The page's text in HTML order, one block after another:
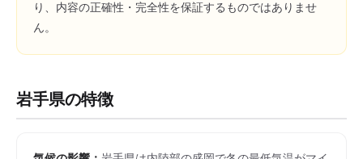
り、内容の正確性・完全性を保証するものではありませ
ん。
岩手県の特徴